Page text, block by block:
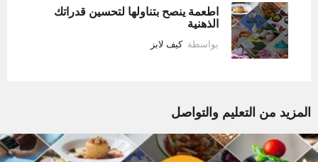
اطعمة ينصح بتناولها لتحسين قدراتك
الذهنية
بواسطة كيف لابز
المزيد من التعليم والتواصل